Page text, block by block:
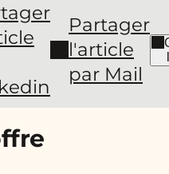
Partager
l'article
par Mail